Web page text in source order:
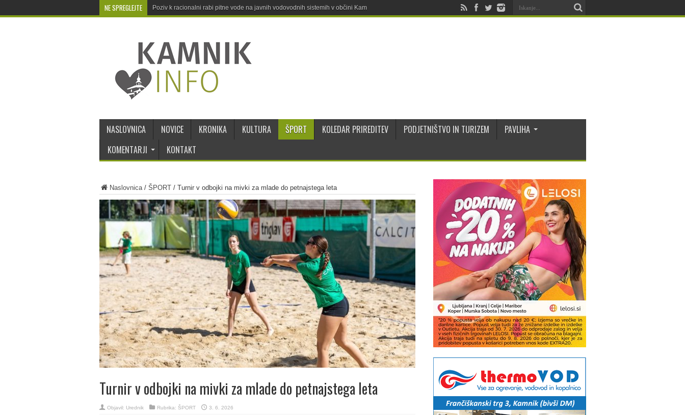
NE SPREGLEJTE Poziv k racionalni rabi pitne vode na javnih vodovodnih sistemih v občini Kamnik
NASLOVNICA NOVICE KRONIKA KULTURA ŠPORT KOLEDAR PRIREDITEV PODJETNIŠTVO IN TURIZEM
PAVLIHA
KOMENTARJI
KONTAKT
Naslovnica/ ŠPORT/ Turnir v odbojki na mivki za mlade do petnajstega leta
Turnir v odbojki na mivki za mlade do petnajstega leta
Objavil: Urednik Rubrika: ŠPORT 3. 6. 2026